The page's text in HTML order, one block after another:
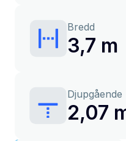
Bredd
3,7 m
Djupgående
2,07